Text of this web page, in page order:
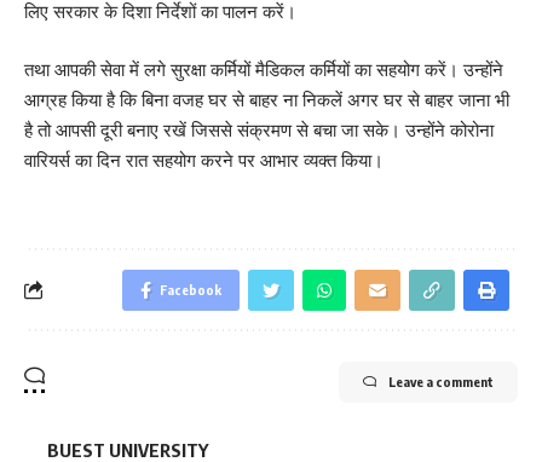
लिए सरकार के दिशा निर्देशों का पालन करें।
तथा आपकी सेवा में लगे सुरक्षा कर्मियों मैडिकल कर्मियों का सहयोग करें। उन्होंने
आग्रह किया है कि बिना वजह घर से बाहर ना निकलें अगर घर से बाहर जाना भी
है तो आपसी दूरी बनाए रखें जिससे संक्रमण से बचा जा सके। उन्होंने कोरोना
वारियर्स का दिन रात सहयोग करने पर आभार व्यक्त किया।
Facebook
Leave a comment
BUEST UNIVERSITY